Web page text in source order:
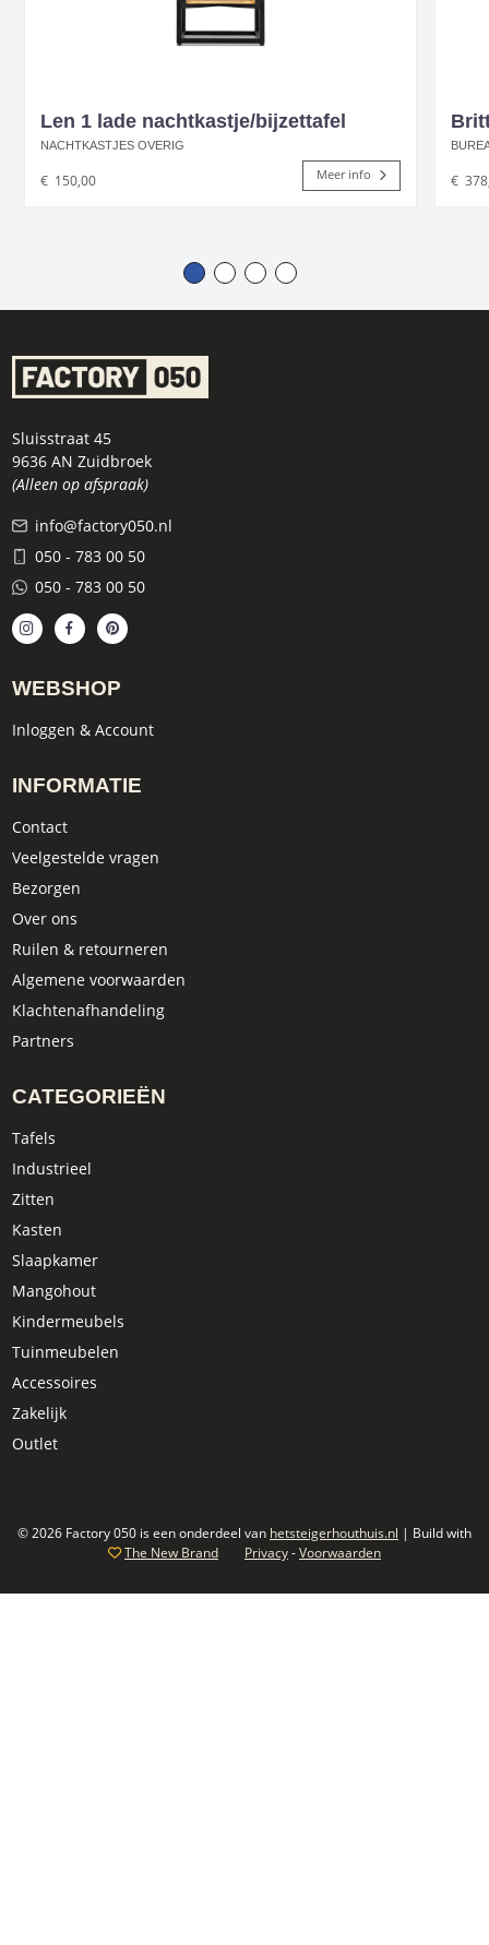
Len 1 lade nachtkastje/bijzettafel
NACHTKASTJES OVERIG
€ 150,00 Meer info €
Sluisstraat 45
9636 AN Zuidbroek
(Alleen op afspraak)
info@factory050.nl
050 - 783 00 50
050 - 783 00 50
WEBSHOP
Inloggen & Account
INFORMATIE
Contact
Veelgestelde vragen
Bezorgen
Over ons
Ruilen & retourneren
Algemene voorwaarden
Klachtenafhandeling
Partners
CATEGORIEËN
Tafels
Industrieel
Zitten
Kasten
Slaapkamer
Mangohout
Kindermeubels
Tuinmeubelen
Accessoires
Zakelijk
Outlet
© 2026 Factory 050 is een onderdeel van hetsteigerhouthuis.nl | Build with
The New Brand
Privacy-Voorwaarden